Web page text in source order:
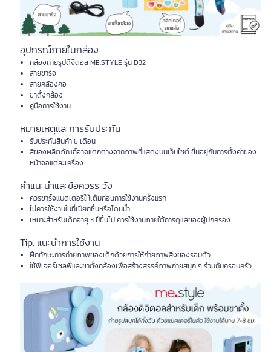
อุปกรณ์ภายในกล่อง
กล้องถ่ายรูปดิจิตอล ME.STYLE รุ่น D32
สายชาร์จ
สายคล้องคอ
ขาตั้งกล้อง
คู่มือการใช้งาน
หมายเหตุและการรับประกัน
รับประกันสินค้า 6 เดือน
สีของผลิตภัณฑ์อาจแตกต่างจากภาพที่แสดงบนเว็บไซต์ ขึ้นอยู่กับการตั้งค่าของ
หน้าจอแต่ละเครื่อง
คำแนะนำและข้อควรระวัง
ควรชาร์จแบตเตอรี่ให้เต็มก่อนการใช้งานครั้งแรก
ไม่ควรใช้งานในที่เปียกชื้นหรือโดนน้ำ
เหมาะสำหรับเด็กอายุ 3 ปีขึ้นไป ควรใช้งานภายใต้การดูแลของผู้ปกครอง
Tip. แนะนำการใช้งาน
ฝึกทักษะการถ่ายภาพของเด็กด้วยการให้ถ่ายภาพสิ่งของรอบตัว
ใช้ฟีเจอร์เซลฟี่และขาตั้งกล้องเพื่อสร้างสรรค์ภาพถ่ายสนุก ๆ ร่วมกับครอบครัว